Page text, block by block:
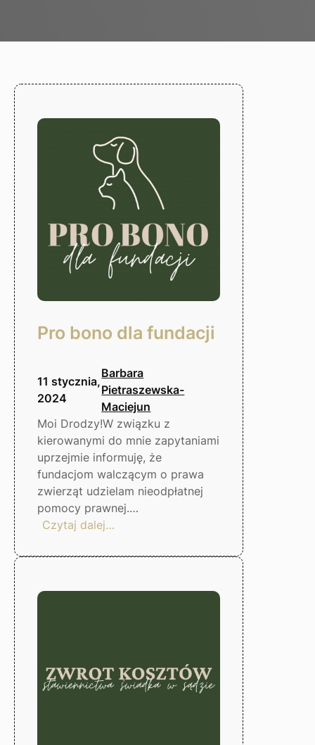
Pro bono dla fundacji
11 stycznia,
2024
Barbara
Pietraszewska-
Maciejun
Moi Drodzy!W związku z
kierowanymi do mnie zapytaniami
uprzejmie informuję, że
fundacjom walczącym o prawa
zwierząt udzielam nieodpłatnej
pomocy prawnej.…
Czytaj dalej…
bono
fundacji